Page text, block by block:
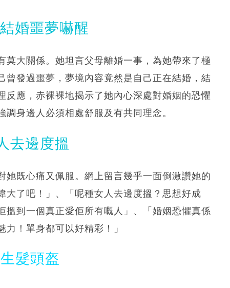
婚噩夢嚇醒
大關係。她坦言父母離婚一事，為她帶來了極
曾發過噩夢，夢境內容竟然是自己正在結婚，結
應，赤裸裸地揭示了她內心深處對婚姻的恐懼
身邊人必須相處舒服及有共同理念。
去邊度搵
既心痛又佩服。網上留言幾乎一面倒激讚她的
大了吧！」、「呢種女人去邊度搵？思想好成
到一個真正愛佢所有嘅人」、「婚姻恐懼真係
！單身都可以好精彩！」
髮頭盔